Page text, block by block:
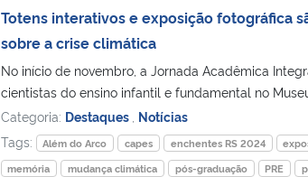
Totens interativos e exposição fotográfica
sobre a crise climática
No início de novembro, a Jornada Acadêmica
cientistas do ensino infantil e fundamental no
Categoria: Destaques Notícias
Tags:
Além do Arco capes enchentes RS 2024
memória
mudança climática pós-graduação PRE